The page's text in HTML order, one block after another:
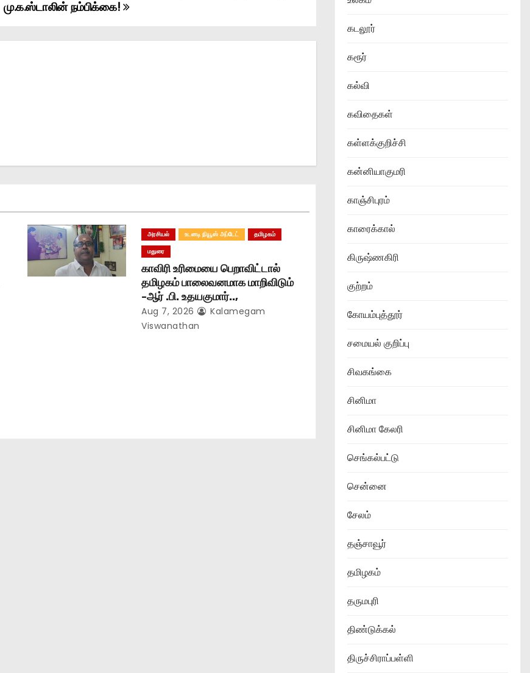
மு.க.ஸ்டாலின் நம்பிக்கை!
அரசியல் உடனடி நியூஸ் அப்டேட்
தமிழகம்
மதுரை
காவிரி உரிமையை பெறாவிட்டால்
தமிழகம் பாலைவனமாக மாறிவிடும்
-ஆர் .பி. உதயகுமார்..,
Aug 7, 2026
Kalamegam
Viswanathan
கடலூர்
கரூர்
கல்வி
கவிதைகள்
கள்ளக்குறிச்சி
கன்னியாகுமரி
காஞ்சிபுரம்
காரைக்கால்
கிருஷ்ணகிரி
குற்றம்
கோயம்புத்தூர்
சமையல் குறிப்பு
சிவகங்கை
சினிமா
சினிமா கேலரி
செங்கல்பட்டு
சென்னை
சேலம்
தஞ்சாவூர்
தமிழகம்
தருமபுரி
திண்டுக்கல்
திருச்சிராப்பள்ளி